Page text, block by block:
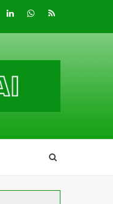
LinkedInwhatsapp
RSS